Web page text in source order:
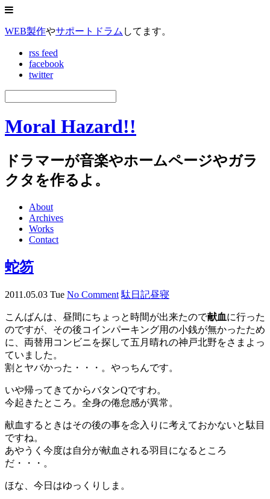
WEB製作やサポートドラム してます。
rss feed
facebook
twitter
Moral Hazard!!
ドラマーが音楽やホームページやガラ
クタを作るよ。
About
Archives
Works
Contact
蛇笏
2011.05.03 Tue No Comment 駄日記昼寝
こんばんは、昼間にちょっと時間が出来たので献血に行った
のですが、その後コインパーキング用の小銭が無かったため
に、両替用コンビニを探して五月晴れの神戸北野をさまよっ
ていました。
割とヤバかった・・・。やっちんです。
いや帰ってきてからバタンQですわ。
今起きたところ。全身の倦怠感が異常。
献血するときはその後の事を念入りに考えておかないと駄目
ですね。
あやうく今度は自分が献血される羽目になるところ
だ・・・。
ほな、今日はゆっくりしま。